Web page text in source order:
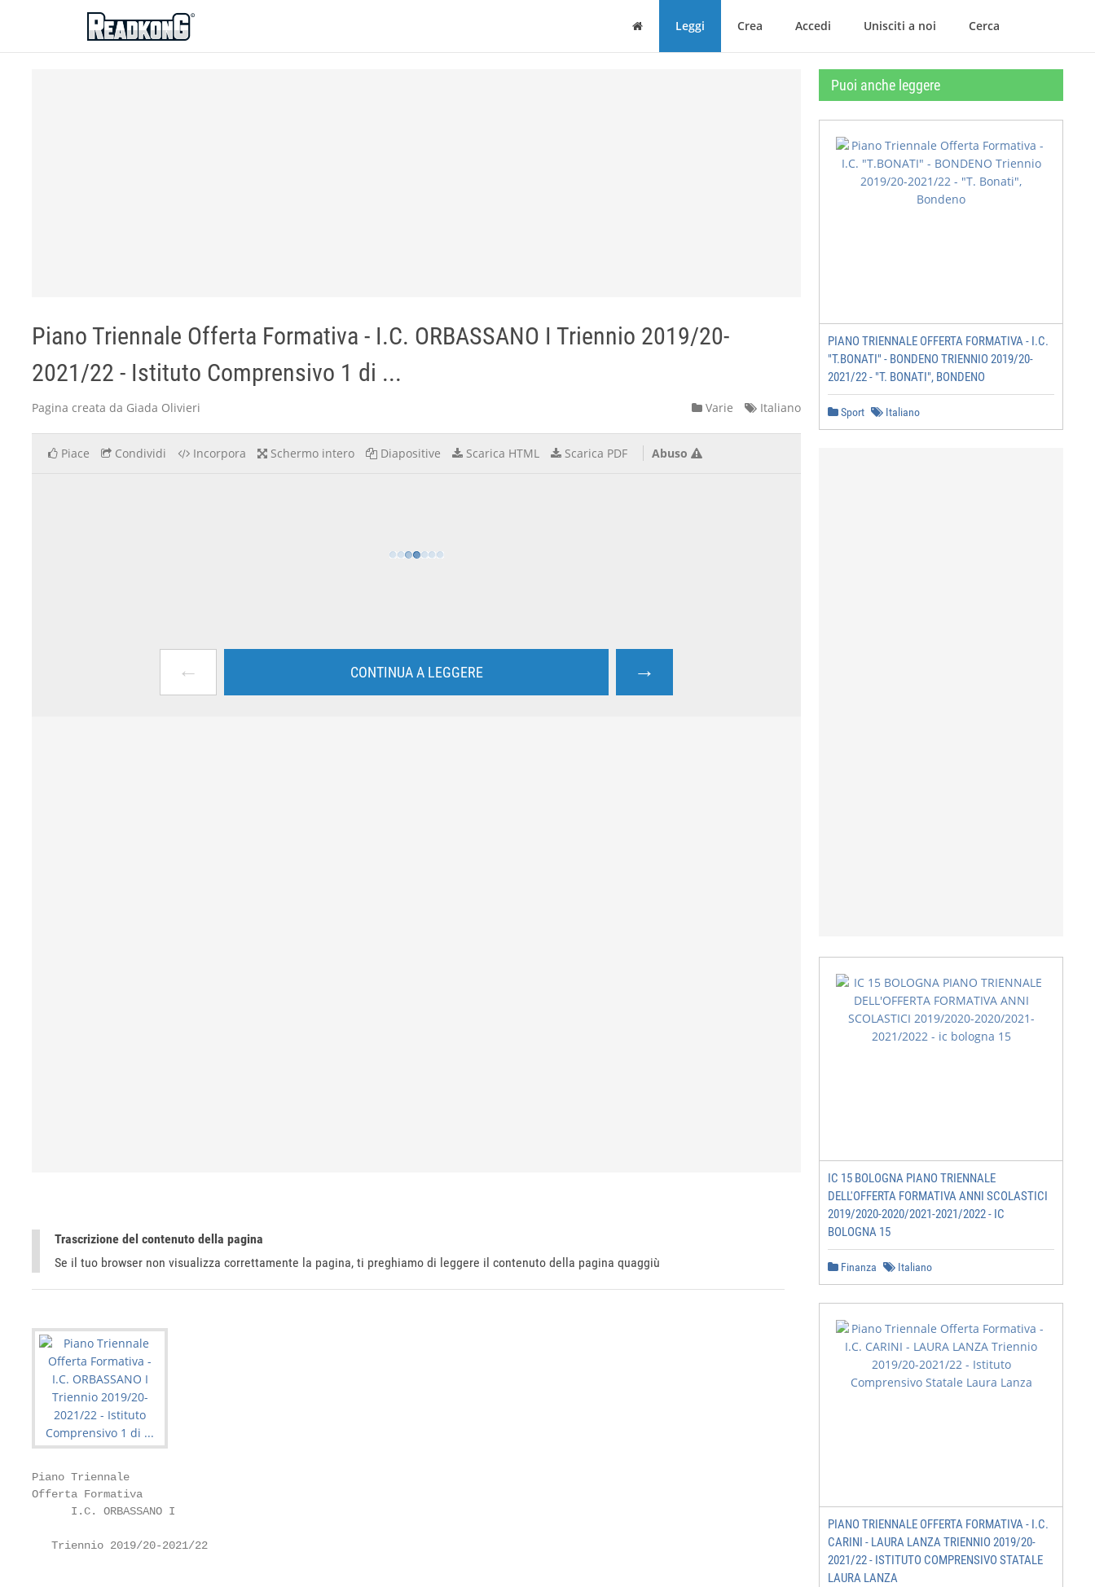
ReadkonG
Home Leggi Crea Accedi Unisciti a noi Cerca
Piano Triennale Offerta Formativa - I.C. ORBASSANO I Triennio 2019/20-
2021/22 - Istituto Comprensivo 1 di ...
Pagina creata da Giada Olivieri Varie Italiano
Piace Condividi Incorpora Schermo intero Diapositive Scarica HTML Scarica PDF Abuso
← CONTINUA A LEGGERE →
Trascrizione del contenuto della pagina
Se il tuo browser non visualizza correttamente la pagina, ti preghiamo di leggere il contenuto della pagina quaggiù
Piano Triennale
Offerta Formativa
      I.C. ORBASSANO I
   Triennio 2019/20-2021/22
Puoi anche leggere
PIANO TRIENNALE OFFERTA FORMATIVA - I.C.
"T.BONATI" - BONDENO TRIENNIO 2019/20-
2021/22 - "T. BONATI", BONDENO
Sport Italiano
IC 15 BOLOGNA PIANO TRIENNALE
DELL'OFFERTA FORMATIVA ANNI SCOLASTICI
2019/2020-2020/2021-2021/2022 - IC
BOLOGNA 15
Finanza Italiano
PIANO TRIENNALE OFFERTA FORMATIVA - I.C.
CARINI - LAURA LANZA TRIENNIO 2019/20-
2021/22 - ISTITUTO COMPRENSIVO STATALE
LAURA LANZA